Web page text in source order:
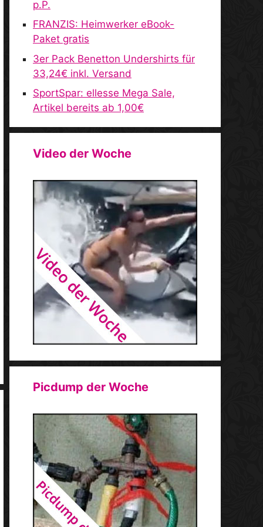
p.P.
FRANZIS: Heimwerker eBook-
Paket gratis
3er Pack Benetton Undershirts für
33,24€ inkl. Versand
SportSpar: ellesse Mega Sale,
Artikel bereits ab 1,00€
Video der Woche
Picdump der Woche